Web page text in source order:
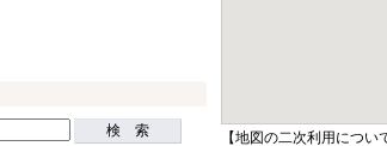
検 索
【地図の二次利用につ